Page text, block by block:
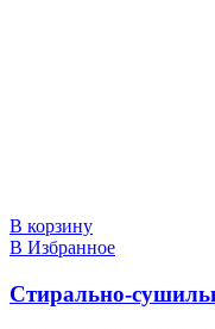
В корзину
В Избранное
Стирально-